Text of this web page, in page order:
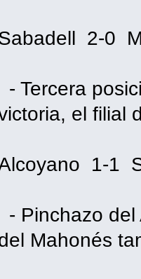
2-0
- Tercera
el filial
1-1
- Pinchazo
Mahonés